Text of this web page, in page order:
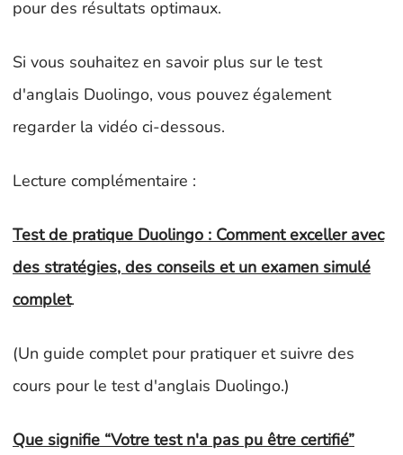
pour des résultats optimaux.
Si vous souhaitez en savoir plus sur le test
d'anglais Duolingo, vous pouvez également
regarder la vidéo ci-dessous.
Lecture complémentaire :
Test de pratique Duolingo : Comment exceller avec
des stratégies, des conseils et un examen simulé
complet.
(Un guide complet pour pratiquer et suivre des
cours pour le test d'anglais Duolingo.)
Que signifie “Votre test n'a pas pu être certifié”